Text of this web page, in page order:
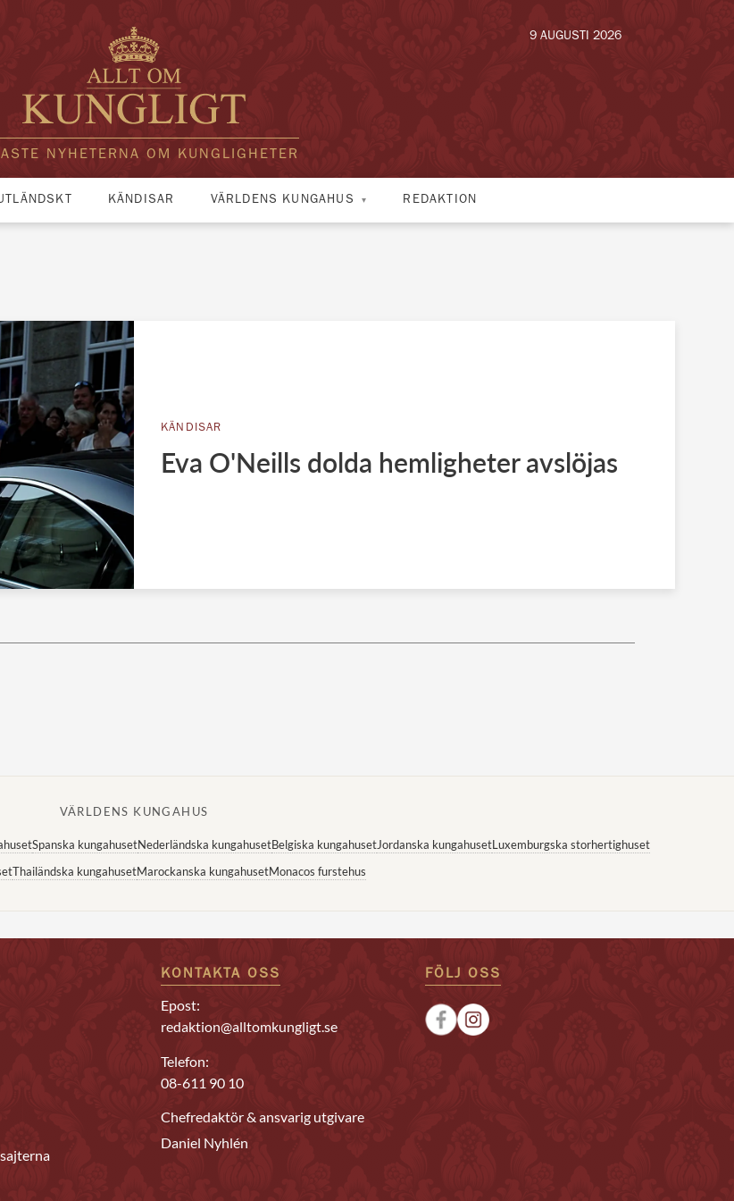
NYHETERNA OM KUNGLIGHETER
9 AUGUSTI 2026
KÄNDISAR VÄRLDENS KUNGAHUS REDAKTION
KÄNDISAR
Eva O'Neills dolda hemligheter avslöjas
VÄRLDENS KUNGAHUS
Spanska kungahusetNederländska kungahusetBelgiska kungahusetJordanska kungahusetLuxemburgska storhertighuset
Thailändska kungahusetMarockanska kungahusetMonacos furstehus
KONTAKTA OSS
Epost:
redaktion@alltomkungligt.se
Telefon:
08-611 90 10
Chefredaktör & ansvarig utgivare
Daniel Nyhlén
FÖLJ OSS